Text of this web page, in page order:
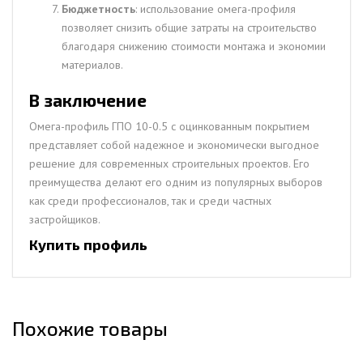
Бюджетность: использование омега-профиля
позволяет снизить общие затраты на строительство
благодаря снижению стоимости монтажа и экономии
материалов.
В заключение
Омега-профиль ГПО 10-0.5 с оцинкованным покрытием
представляет собой надежное и экономически выгодное
решение для современных строительных проектов. Его
преимущества делают его одним из популярных выборов
как среди профессионалов, так и среди частных
застройщиков.
Купить профиль
Похожие товары